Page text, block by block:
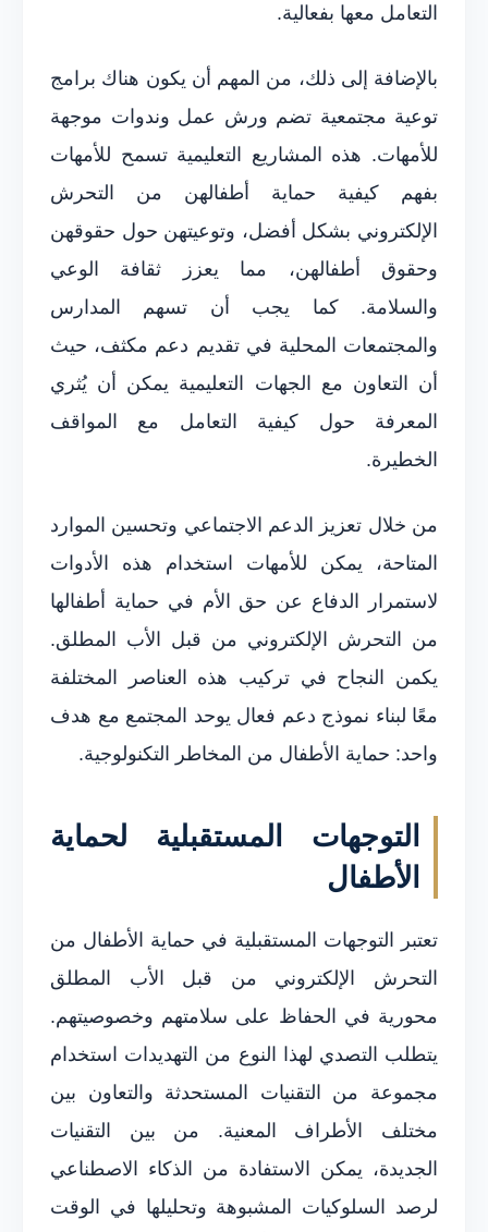
التعامل معها بفعالية.
بالإضافة إلى ذلك، من المهم أن يكون هناك برامج
توعية مجتمعية تضم ورش عمل وندوات موجهة
للأمهات. هذه المشاريع التعليمية تسمح للأمهات
بفهم كيفية حماية أطفالهن من التحرش
الإلكتروني بشكل أفضل، وتوعيتهن حول حقوقهن
وحقوق أطفالهن، مما يعزز ثقافة الوعي
والسلامة. كما يجب أن تسهم المدارس
والمجتمعات المحلية في تقديم دعم مكثف، حيث
أن التعاون مع الجهات التعليمية يمكن أن يُثري
المعرفة حول كيفية التعامل مع المواقف
الخطيرة.
من خلال تعزيز الدعم الاجتماعي وتحسين الموارد
المتاحة، يمكن للأمهات استخدام هذه الأدوات
لاستمرار الدفاع عن حق الأم في حماية أطفالها
من التحرش الإلكتروني من قبل الأب المطلق.
يكمن النجاح في تركيب هذه العناصر المختلفة
معًا لبناء نموذج دعم فعال يوحد المجتمع مع هدف
واحد: حماية الأطفال من المخاطر التكنولوجية.
التوجهات المستقبلية لحماية
الأطفال
تعتبر التوجهات المستقبلية في حماية الأطفال من
التحرش الإلكتروني من قبل الأب المطلق
محورية في الحفاظ على سلامتهم وخصوصيتهم.
يتطلب التصدي لهذا النوع من التهديدات استخدام
مجموعة من التقنيات المستحدثة والتعاون بين
مختلف الأطراف المعنية. من بين التقنيات
الجديدة، يمكن الاستفادة من الذكاء الاصطناعي
لرصد السلوكيات المشبوهة وتحليلها في الوقت